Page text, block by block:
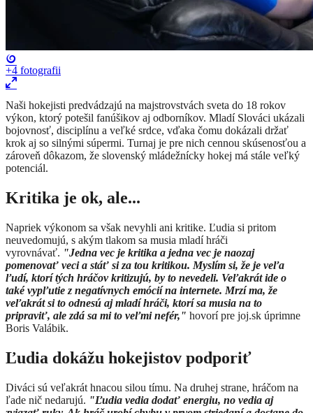
+4 fotografii
​Naši hokejisti predvádzajú na majstrovstvách sveta do 18 rokov
výkon, ktorý potešil fanúšikov aj odborníkov. Mladí Slováci ukázali
bojovnosť, disciplínu a veľké srdce, vďaka čomu dokázali držať
krok aj so silnými súpermi. Turnaj je pre nich cennou skúsenosťou a
zároveň dôkazom, že slovenský mládežnícky hokej má stále veľký
potenciál.
Kritika je ok, ale...
Napriek výkonom sa však nevyhli ani kritike. Ľudia si pritom
neuvedomujú, s akým tlakom sa musia mladí hráči
vyrovnávať. "Jedna vec je kritika a jedna vec je naozaj
pomenovať veci a stáť si za tou kritikou. Myslím si, že je veľa
ľudí, ktorí tých hráčov kritizujú, by to nevedeli. Veľakrát ide o
také vypľutie z negatívnych emócií na internete. Mrzí ma, že
veľakrát si to odnesú aj mladí hráči, ktorí sa musia na to
pripraviť, ale zdá sa mi to veľmi nefér," hovorí pre joj.sk úprimne
Boris Valábik.
Ľudia dokážu hokejistov podporiť
Diváci sú veľakrát hnacou silou tímu. Na druhej strane, hráčom na
ľade nič nedarujú. "Ľudia vedia dodať energiu, no vedia aj